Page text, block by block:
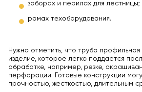
заборах и перилах для лестницы;
рамах техоборудования.
Нужно отметить, что труба
изделие, которое легко поддается
обработке, например, резке,
перфорации. Готовые конструкции
прочностью, жесткостью, длительным